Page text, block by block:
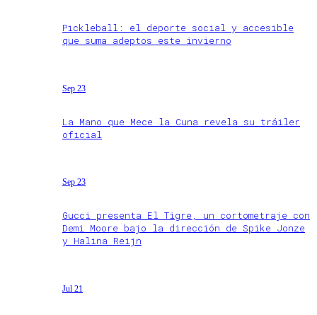
Pickleball: el deporte social y accesible
que suma adeptos este invierno
Sep 23
La Mano que Mece la Cuna revela su tráiler
oficial
Sep 23
Gucci presenta El Tigre, un cortometraje con
Demi Moore bajo la dirección de Spike Jonze
y Halina Reijn
Jul 21